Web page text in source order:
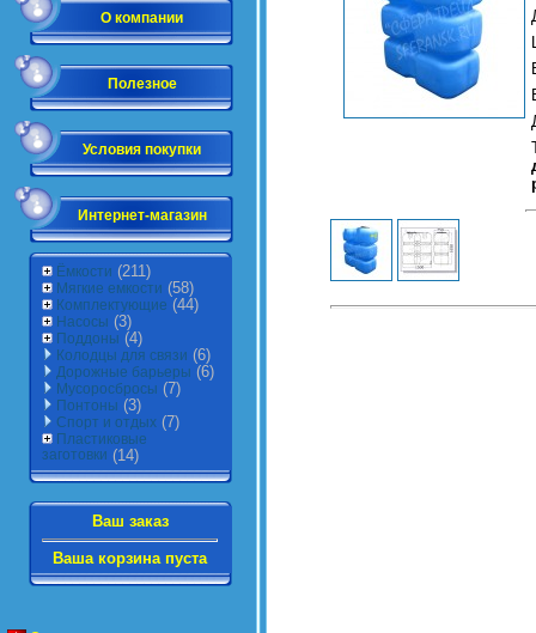
О компании
Полезное
Условия покупки
Интернет-магазин
Ёмкости (211)
Мягкие емкости (58)
Комплектующие (44)
Насосы (3)
Поддоны (4)
Колодцы для связи (6)
Дорожные барьеры (6)
Мусоросбросы (7)
Понтоны (3)
Спорт и отдых (7)
Пластиковые
заготовки (14)
Ваш заказ
Ваша корзина пуста